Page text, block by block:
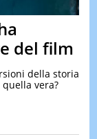
&
TEST
&
del film
della storia
vera?